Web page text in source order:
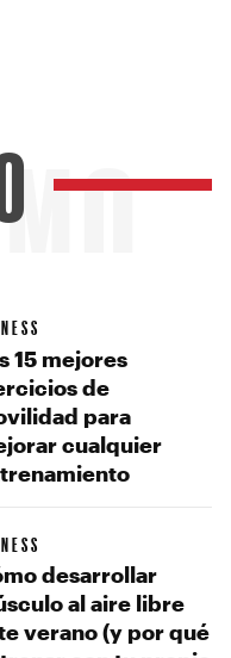
15 mejores
de
para
cualquier
desarrollar
al aire libre
verano (y por qué